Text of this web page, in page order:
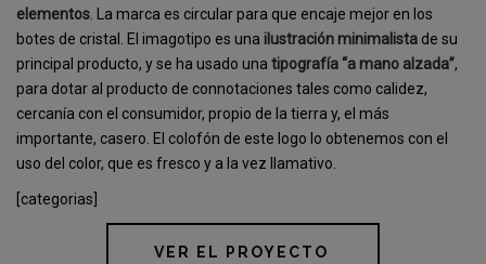
elementos. La marca es circular para que encaje mejor en los
botes de cristal. El imagotipo es una ilustración minimalista de su
principal producto, y se ha usado una tipografía “a mano alzada”,
para dotar al producto de connotaciones tales como calidez,
cercanía con el consumidor, propio de la tierra y, el más
importante, casero. El colofón de este logo lo obtenemos con el
uso del color, que es fresco y a la vez llamativo.
[categorias]
VER EL PROYECTO